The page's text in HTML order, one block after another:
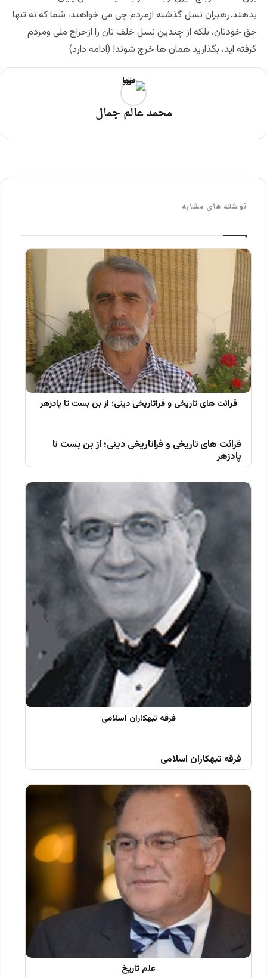
بدهند.رهبران نسل گذشته ازمردم چی می خواهند، شما که نه تنها
حق خودتان، بلکه از چندین نسل خلف تان را ازحراج ملی ومردم
گرفته اید، بگذارید همان ها خرچ شوند! (ادامه دارد)
محمد عالم جمال
نوشته های مشابه
قرائت های تاریخی و فراتاریخی دینی؛ از بن بست تا
پادزهر
فرقه تبهکاران اسلامی